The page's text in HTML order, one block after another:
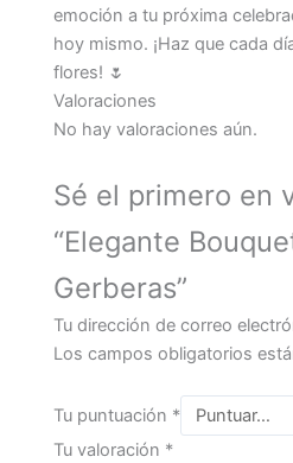
emoción a tu próxima
hoy mismo. ¡Haz que cada
flores! 🌷
Valoraciones
No hay valoraciones aún.
Sé el primero en
“Elegante
Gerberas”
Tu dirección de correo
Los campos obligatorios
Tu puntuación *
Tu valoración *